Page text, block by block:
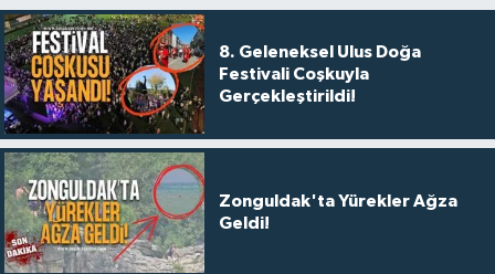
8. Geleneksel Ulus Doğa
Festivali Coşkuyla
Gerçekleştirildi!
Zonguldak'ta Yürekler Ağza
Geldi!